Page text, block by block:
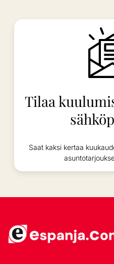
Tilaa
Saat kaksi kertaa